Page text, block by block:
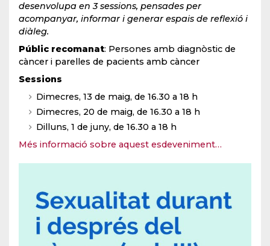
desenvolupa en 3 sessions, pensades per
acompanyar, informar i generar espais de reflexió i
diàleg.
Públic recomanat: Persones amb diagnòstic de
càncer i parelles de pacients amb càncer
Sessions
Dimecres, 13 de maig, de 16.30 a 18 h
Dimecres, 20 de maig, de 16.30 a 18 h
Dilluns, 1 de juny, de 16.30 a 18 h
Més informació sobre aquest esdeveniment…